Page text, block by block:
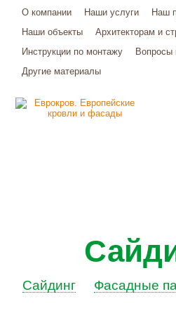
О компании Наши услуги
Наш
Наши объекты
Архитекторам и
Инструкции по монтажу
Вопросы
Другие материалы
Сайдинг Фасадные